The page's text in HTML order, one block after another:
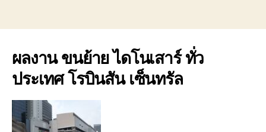
ผลงาน ขนย้าย ไดโนเสาร์ ทั่ว
ประเทศ โรบินสัน เซ็นทรัล